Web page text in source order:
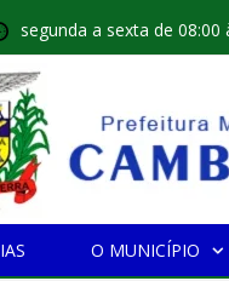
segunda a sexta de 08:00
O MUNICÍPIO